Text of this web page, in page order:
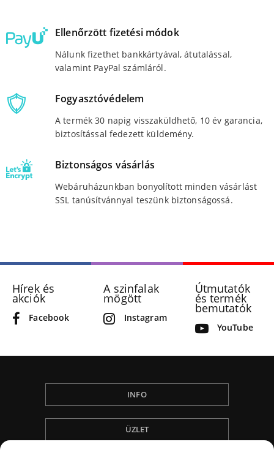
Ellenőrzött fizetési módok
Nálunk fizethet bankkártyával, átutalással,
valamint PayPal számláról.
Fogyasztóvédelem
A termék 30 napig visszaküldhető, 10 év garancia,
biztosítással fedezett küldemény.
Biztonságos vásárlás
Webáruházunkban bonyolított minden vásárlást
SSL tanúsítvánnyal teszünk biztonságossá.
Hírek és
akciók
Facebook
A szinfalak
mögött
Instagram
Útmutatók
és termék
bemutatók
YouTube
INFO
ÜZLET